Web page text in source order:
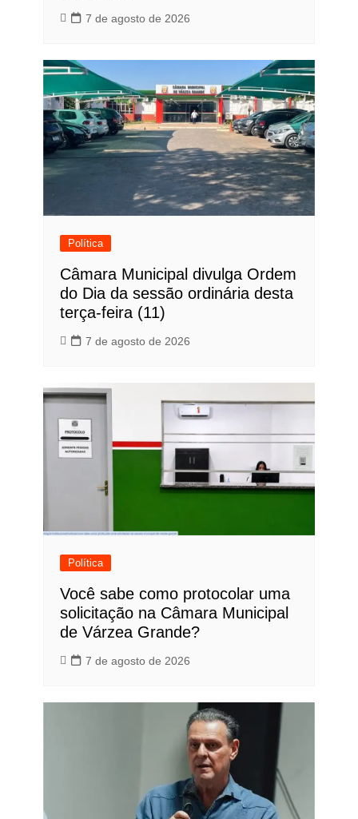
7 de agosto de 2026
Política
Câmara Municipal divulga Ordem
do Dia da sessão ordinária desta
terça-feira (11)
7 de agosto de 2026
Política
Você sabe como protocolar uma
solicitação na Câmara Municipal
de Várzea Grande?
7 de agosto de 2026